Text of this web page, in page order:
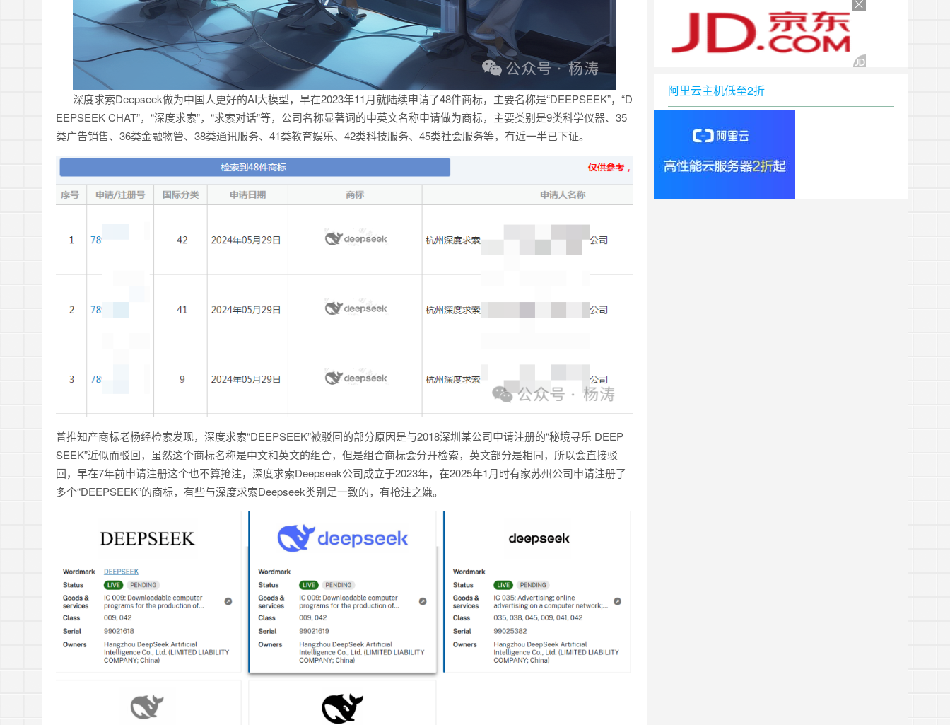
深度求索Deepseek做为中国人更好的AI大模型，早在2023年11月就陆续申请了48件商标，主要名称是“DEEPSEEK”，“D
EEPSEEK CHAT”，“深度求索”，“求索对话”等，公司名称显著词的中英文名称申请做为商标，主要类别是9类科学仪器、35
类广告销售、36类金融物管、38类通讯服务、41类教育娱乐、42类科技服务、45类社会服务等，有近一半已下证。
普推知产商标老杨经检索发现，深度求索“DEEPSEEK”被驳回的部分原因是与2018深圳某公司申请注册的“秘境寻乐 DEEP
SEEK”近似而驳回，虽然这个商标名称是中文和英文的组合，但是组合商标会分开检索，英文部分是相同，所以会直接驳
回，早在7年前申请注册这个也不算抢注，深度求索Deepseek公司成立于2023年，在2025年1月时有家苏州公司申请注册了
多个“DEEPSEEK”的商标，有些与深度求索Deepseek类别是一致的，有抢注之嫌。
阿里云主机低至2折